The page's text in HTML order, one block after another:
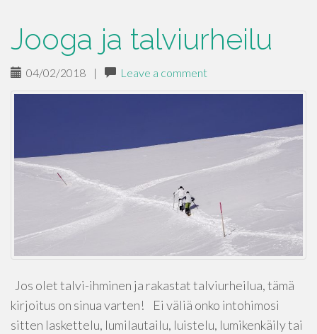
Jooga ja talviurheilu
04/02/2018 | Leave a comment
Jos olet talvi-ihminen ja rakastat talviurheilua, tämä
kirjoitus on sinua varten! Ei väliä onko intohimosi
sitten laskettelu, lumilautailu, luistelu, lumikenkäily tai